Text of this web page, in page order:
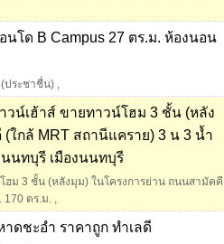
นโด B Campus 27 ตร.ม. ห้องนอน
ประชาชื่น) ,
วน์เฮ้าส์ ขายทาวน์โฮม 3 ชั้น (หลัง
ใกล้ MRT สถานีแคราย) 3 น 3 น้ำ
นนทบุรี เมืองนนทบุรี
ฮม 3 ชั้น (หลังมุม) ในโครงการย่าน ถนนสามัคคี
170 ตร.ม. ,
ดชะอำ ราคาถูก ทำเลดี